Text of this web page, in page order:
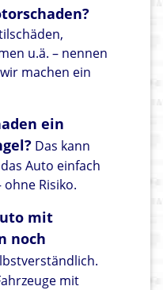
u.ä. – nennen
machen ein
ein
Das kann
Auto einfach
Risiko.
mit
noch
mit